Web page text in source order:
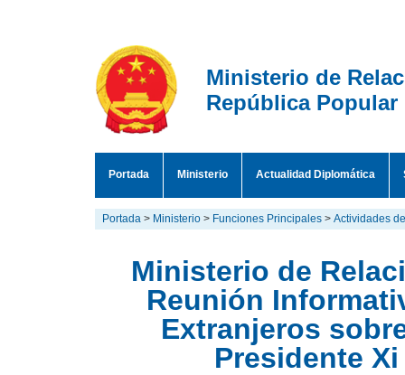
Ministerio de
República Popular
Portada Ministerio Actualidad Diplomática
Portada > Ministerio > Funciones Principales > Actividades
Ministerio de
Reunión
Extranjeros
Presidente